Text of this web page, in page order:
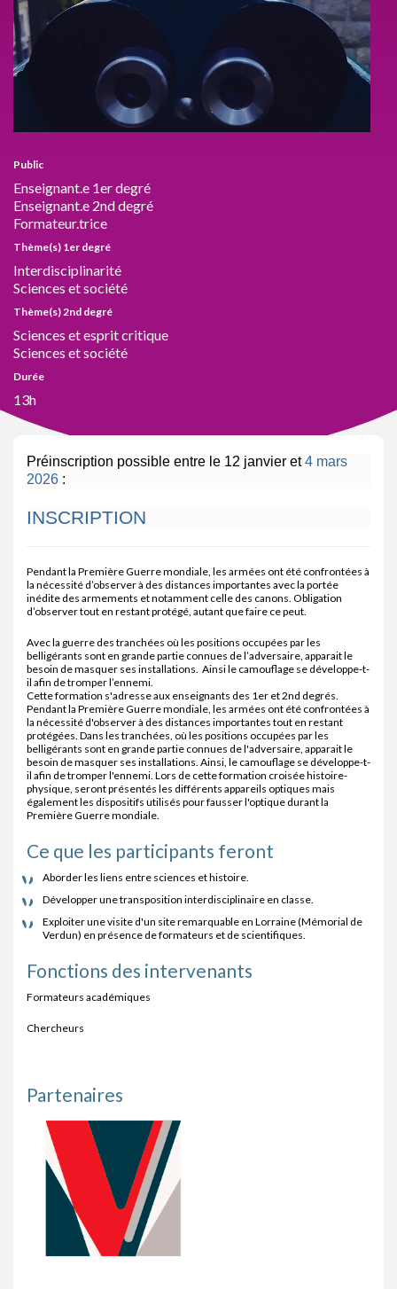
Public
Enseignant.e 1er degré
Enseignant.e 2nd degré
Formateur.trice
Thème(s) 1er degré
Interdisciplinarité
Sciences et société
Thème(s) 2nd degré
Sciences et esprit critique
Sciences et société
Durée
13h
Préinscription possible entre le 12 janvier et4 mars
2026 :
INSCRIPTION
Pendant la Première Guerre mondiale, les armées ont été confrontées à
la nécessité d’observer à des distances importantes avec la portée
inédite des armements et notamment celle des canons. Obligation
d’observer tout en restant protégé, autant que faire ce peut.
Avec la guerre des tranchées où les positions occupées par les
belligérants sont en grande partie connues de l’adversaire, apparait le
besoin de masquer ses installations. Ainsi le camouflage se développe-t-
il afin de tromper l’ennemi.
Cette formation s'adresse aux enseignants des 1er et 2nd degrés.
Pendant la Première Guerre mondiale, les armées ont été confrontées à
la nécessité d'observer à des distances importantes tout en restant
protégées. Dans les tranchées, où les positions occupées par les
belligérants sont en grande partie connues de l'adversaire, apparait le
besoin de masquer ses installations. Ainsi, le camouflage se développe-t-
il afin de tromper l'ennemi. Lors de cette formation croisée histoire-
physique, seront présentés les différents appareils optiques mais
également les dispositifs utilisés pour fausser l'optique durant la
Première Guerre mondiale.
Ce que les participants feront
Aborder les liens entre sciences et histoire.
Développer une transposition interdisciplinaire en classe.
Exploiter une visite d'un site remarquable en Lorraine (Mémorial de
Verdun) en présence de formateurs et de scientifiques.
Fonctions des intervenants
Formateurs académiques
Chercheurs
Partenaires